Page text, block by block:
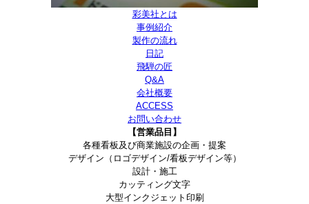
彩美社とは
事例紹介
製作の流れ
日記
飛騨の匠
Q&A
会社概要
ACCESS
お問い合わせ
【営業品目】
各種看板及び商業施設の企画・提案
デザイン（ロゴデザイン/看板デザイン等）
設計・施工
カッティング文字
大型インクジェット印刷